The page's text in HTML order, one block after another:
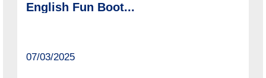
English Fun Boot...
07/03/2025